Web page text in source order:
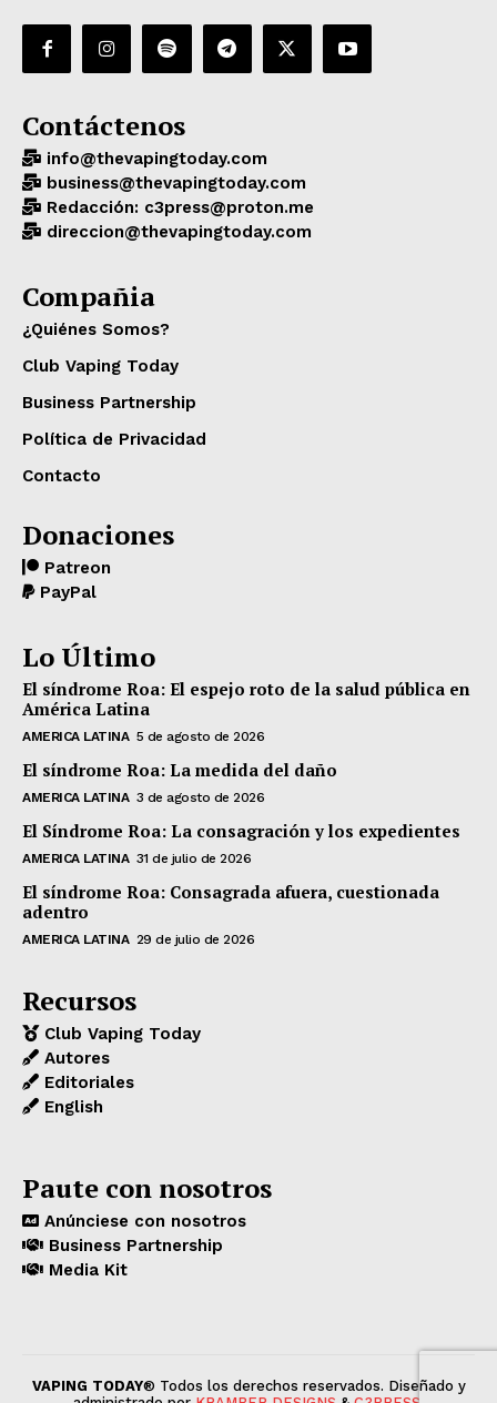
Contáctenos
info@thevapingtoday.com
business@thevapingtoday.com
Redacción: c3press@proton.me
direccion@thevapingtoday.com
Compañia
¿Quiénes Somos?
Club Vaping Today
Business Partnership
Política de Privacidad
Contacto
Donaciones
Patreon
PayPal
Lo Último
El síndrome Roa: El espejo roto de la salud pública en
América Latina
AMERICA LATINA 5 de agosto de 2026
El síndrome Roa: La medida del daño
AMERICA LATINA 3 de agosto de 2026
El Síndrome Roa: La consagración y los expedientes
AMERICA LATINA 31 de julio de 2026
El síndrome Roa: Consagrada afuera, cuestionada
adentro
AMERICA LATINA 29 de julio de 2026
Recursos
Club Vaping Today
Autores
Editoriales
English
Paute con nosotros
Anúnciese con nosotros
Business Partnership
Media Kit
VAPING TODAY® Todos los derechos reservados. Diseñado y